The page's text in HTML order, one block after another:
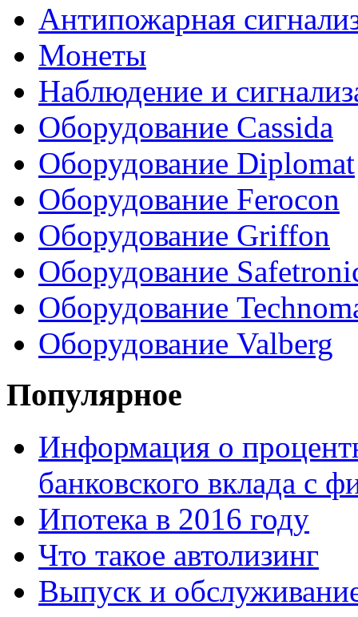
Антипожарная
Монеты
Наблюдение и
Оборудование Cassida
Оборудование Diplomat
Оборудование Ferocon
Оборудование Griffon
Оборудование
Оборудование
Оборудование Valberg
Популярное
Информация о
банковского вклада с
Ипотека в 2016 году
Что такое автолизинг
Выпуск и